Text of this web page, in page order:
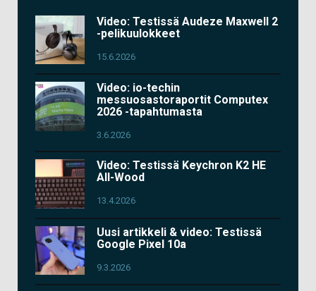
Video: Testissä Audeze Maxwell 2
-pelikuulokkeet
15.6.2026
Video: io-techin
messuosastoraportit Computex
2026 -tapahtumasta
3.6.2026
Video: Testissä Keychron K2 HE
All-Wood
13.4.2026
Uusi artikkeli & video: Testissä
Google Pixel 10a
9.3.2026